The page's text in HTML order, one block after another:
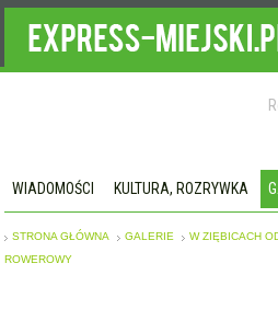
WIADOMOŚCI KULTURA, ROZRYWKA
STRONA GŁÓWNA GALERIE
W ZIĘBICACH
ROWEROWY